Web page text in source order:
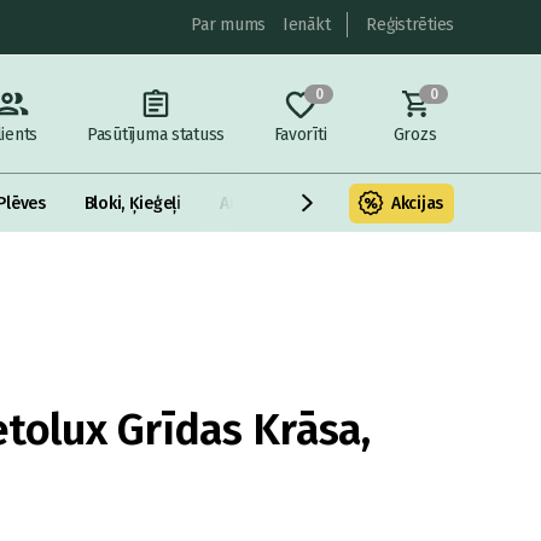
Par mums Ienākt Reģistrēties
Pasūtījuma statuss
0
Favorīti
0
Grozs
Bloki, Ķieģeļi Armatūra un metāls Fasādes
Akcijas
Grīdas Krāsa,